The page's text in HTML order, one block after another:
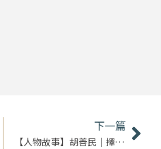
下一篇
【人物故事】胡善民｜擇善而行 我的幸福方程式
下